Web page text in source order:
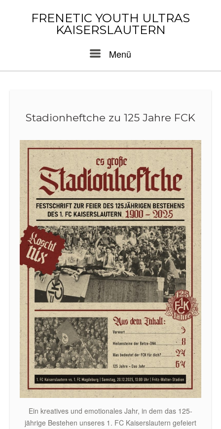
FRENETIC YOUTH ULTRAS
KAISERSLAUTERN
Menü
Stadionheftche zu 125 Jahre FCK
Ein kreatives und emotionales Jahr, in dem das 125-
jährige Bestehen unseres 1. FC Kaiserslautern gefeiert